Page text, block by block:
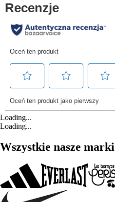
Loading...
Loading...
Wszystkie nasze marki